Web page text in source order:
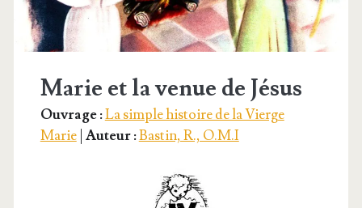
Marie et la venue de Jésus
Ouvrage :La simple histoire de la Vierge
Marie| Auteur :Bastin, R., O.M.I